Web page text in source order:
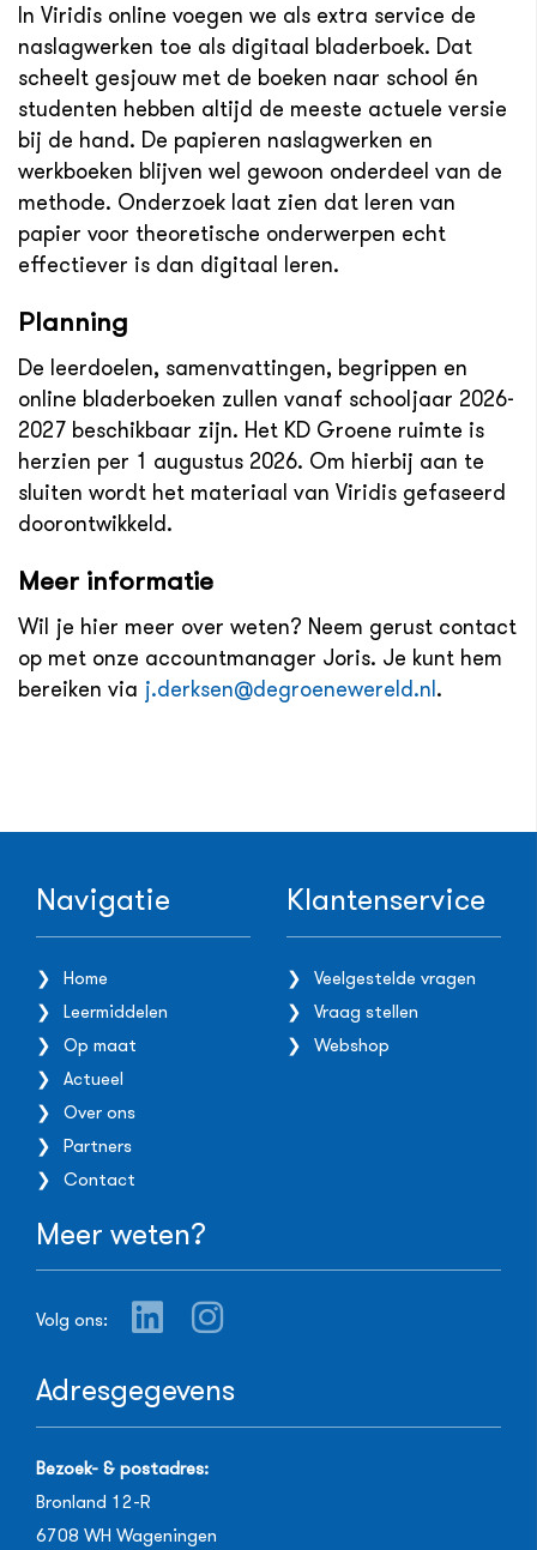
In Viridis online voegen we als extra service de
naslagwerken toe als digitaal bladerboek. Dat
scheelt gesjouw met de boeken naar school én
studenten hebben altijd de meeste actuele versie
bij de hand. De papieren naslagwerken en
werkboeken blijven wel gewoon onderdeel van de
methode. Onderzoek laat zien dat leren van
papier voor theoretische onderwerpen echt
effectiever is dan digitaal leren.
Planning
De leerdoelen, samenvattingen, begrippen en
online bladerboeken zullen vanaf schooljaar 2026-
2027 beschikbaar zijn. Het KD Groene ruimte is
herzien per 1 augustus 2026. Om hierbij aan te
sluiten wordt het materiaal van Viridis gefaseerd
doorontwikkeld.
Meer informatie
Wil je hier meer over weten? Neem gerust contact
op met onze accountmanager Joris. Je kunt hem
bereiken via j.derksen@degroenewereld.nl.
Navigatie
Home
Leermiddelen
Op maat
Actueel
Over ons
Partners
Contact
Klantenservice
Veelgestelde vragen
Vraag stellen
Webshop
Meer weten?
Volg ons:
Adresgegevens
Bezoek- & postadres:
Bronland 12-R
6708 WH Wageningen